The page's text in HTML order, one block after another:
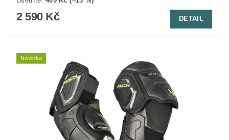
2 590 Kč DETAIL
Novinka